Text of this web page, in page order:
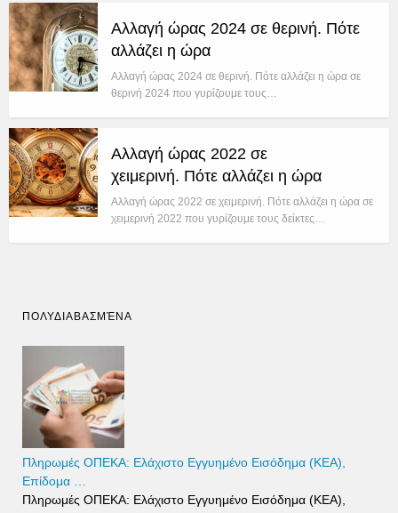
Αλλαγή ώρας 2024 σε θερινή. Πότε
αλλάζει η ώρα
Αλλαγή ώρας 2024 σε θερινή. Πότε αλλάζει η ώρα σε
θερινή 2024 που γυρίζουμε τους…
Αλλαγή ώρας 2022 σε
χειμερινή. Πότε αλλάζει η ώρα
Αλλαγή ώρας 2022 σε χειμερινή. Πότε αλλάζει η ώρα σε
χειμερινή 2022 που γυρίζουμε τους δείκτες…
ΠΟΛΥΔΙΑΒΑΣΜΈΝΑ
Πληρωμές ΟΠΕΚΑ: Ελάχιστο Εγγυημένο Εισόδημα (ΚΕΑ),
Επίδομα …
Πληρωμές ΟΠΕΚΑ: Ελάχιστο Εγγυημένο Εισόδημα (ΚΕΑ),